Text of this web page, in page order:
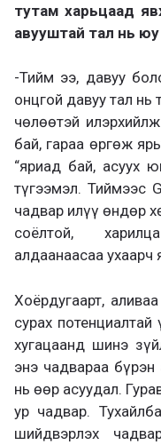
тутам харьцаад
авууштай тал нь
-Тийм ээ, давуу
онцгой давуу тал нь
чөлөөтэй
бай, гараа өргөж
“яриад бай, асуух
түгээмэл. Тиймээс
чадвар илүү өндөр
соёлтой,
алдаанаасаа ухаарч
Хоёрдугаарт,
сурах
хугацаанд шинэ
энэ чадвараа
нь өөр асуудал.
ур чадвар.
шийдвэрлэх